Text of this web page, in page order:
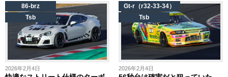
2026年2月4日
86-brz
Tsb
2026年2月4日
Gt-r（r32-33-34）
Tsb